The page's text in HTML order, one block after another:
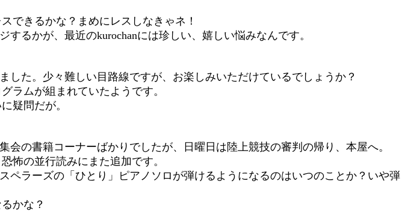
できるかな？まめにレスしなきゃネ！
るかが、最近のkurochanには珍しい、嬉しい悩みなんです。
た。少々難しい目路線ですが、お楽しみいただけているでしょうか？
ラムが組まれていたようです。
疑問だが。
の書籍コーナーばかりでしたが、日曜日は陸上競技の審判の帰り、本屋へ。
怖の並行読みにまた追加です。
ラーズの「ひとり」ピアノソロが弾けるようになるのはいつのことか？いや弾
かな？